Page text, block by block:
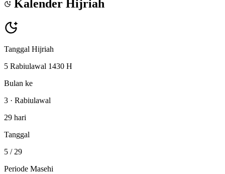
Kalender Hijriah
Tanggal Hijriah
5 Rabiulawal 1430 H
Bulan ke
3 · Rabiulawal
29 hari
Tanggal
5 / 29
Periode Masehi